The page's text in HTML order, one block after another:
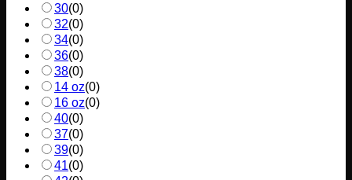
30(0)
32(0)
34(0)
36(0)
38(0)
14 oz(0)
16 oz(0)
40(0)
37(0)
39(0)
41(0)